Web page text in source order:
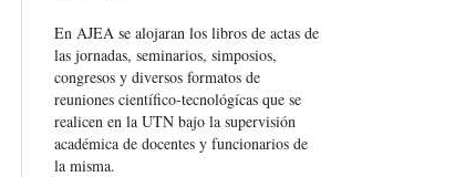
En AJEA se alojaran los libros de actas de
las jornadas, seminarios, simposios,
congresos y diversos formatos de
reuniones científico-tecnológícas que se
realicen en la UTN bajo la supervisión
académica de docentes y funcionarios de
la misma.